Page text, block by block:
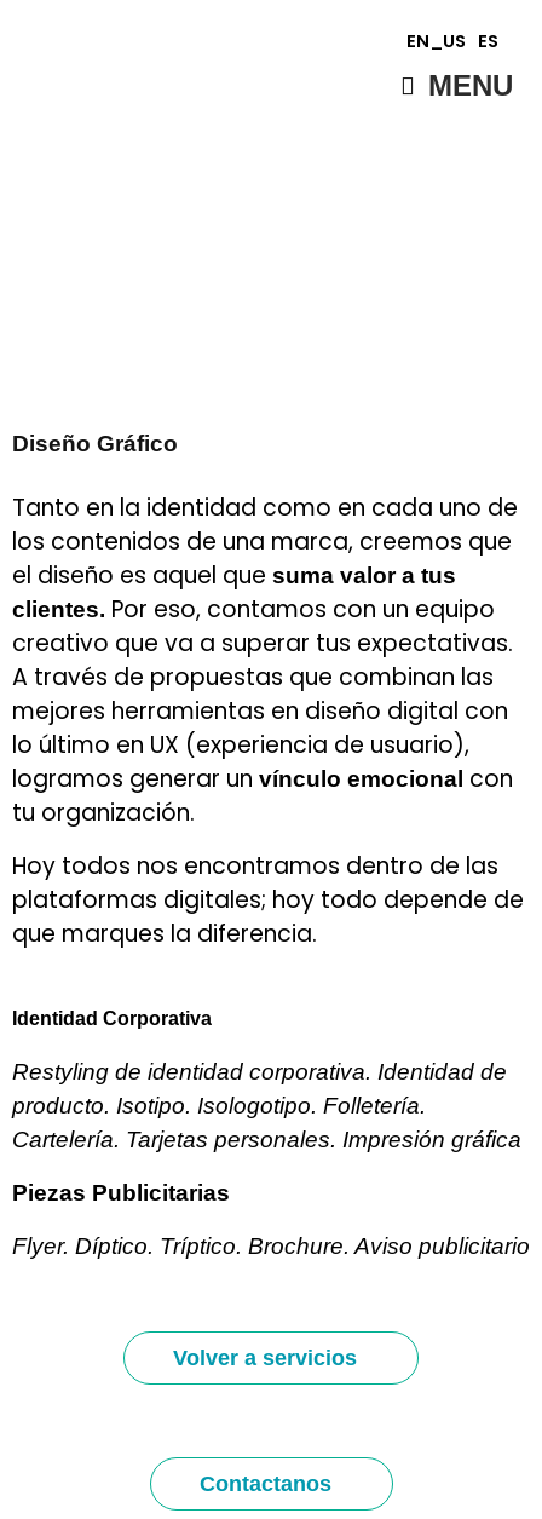
EN_US ES
MENU
Diseño Gráfico
Tanto en la identidad como en cada uno de
los contenidos de una marca, creemos que
el diseño es aquel que suma valor a tus
clientes. Por eso, contamos con un equipo
creativo que va a superar tus expectativas.
A través de propuestas que combinan las
mejores herramientas en diseño digital con
lo último en UX (experiencia de usuario),
logramos generar un vínculo emocional con
tu organización.
Hoy todos nos encontramos dentro de las
plataformas digitales; hoy todo depende de
que marques la diferencia.
Identidad Corporativa
Restyling de identidad corporativa. Identidad de
producto. Isotipo. Isologotipo. Folletería.
Cartelería. Tarjetas personales. Impresión gráfica
Piezas Publicitarias
Flyer. Díptico. Tríptico. Brochure. Aviso publicitario
Volver a servicios
Contactanos